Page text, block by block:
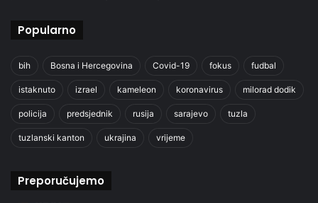
Popularno
bih Bosna i Hercegovina Covid-19 fokus fudbal
istaknuto izrael kameleon koronavirus milorad dodik
policija predsjednik rusija sarajevo tuzla
tuzlanski kanton ukrajina vrijeme
Preporučujemo